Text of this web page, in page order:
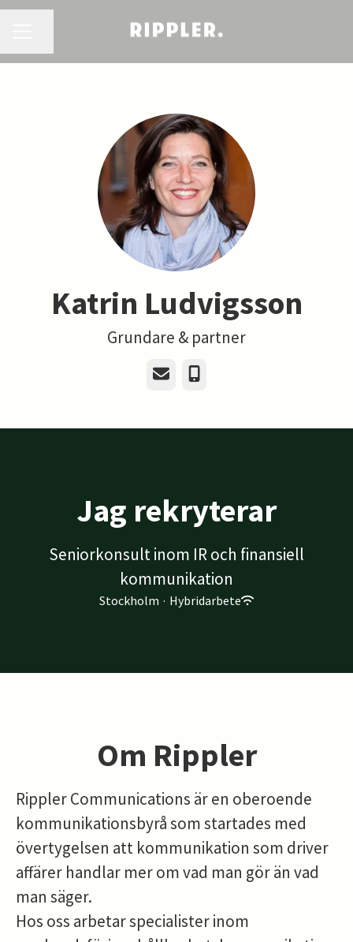
Katrin Ludvigsson
Grundare & partner
E-post Telefon
Jag rekryterar
Seniorkonsult inom IR och finansiell
kommunikation
Stockholm · Hybridarbete
Om Rippler
Rippler Communications är en oberoende
kommunikationsbyrå som startades med
övertygelsen att kommunikation som driver
affärer handlar mer om vad man gör än vad
man säger.
Hos oss arbetar specialister inom